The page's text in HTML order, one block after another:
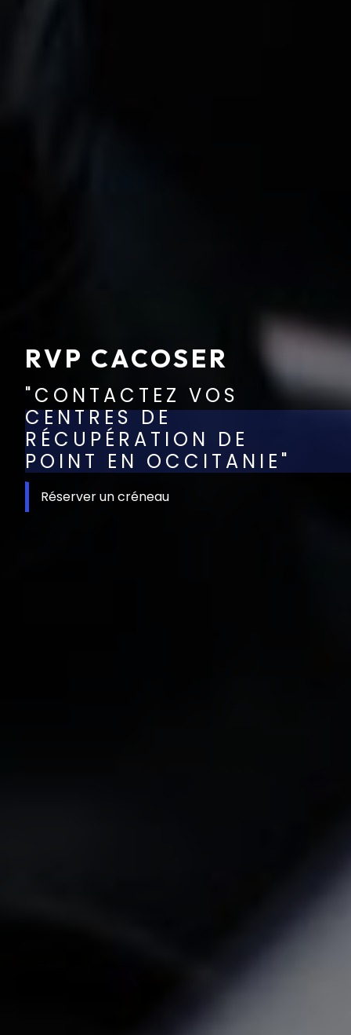
RVP CACOSER
"CONTACTEZ VOS
CENTRES DE
RÉCUPÉRATION DE
POINT EN OCCITANIE"
Réserver un créneau